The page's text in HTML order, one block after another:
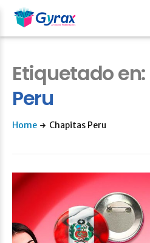
Etiquetado en:
Peru
Home Chapitas Peru